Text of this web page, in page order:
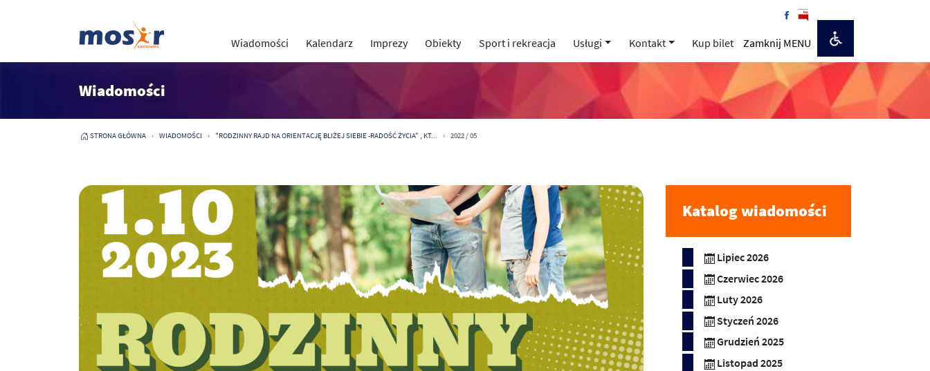
Wiadomości Kalendarz Imprezy Obiekty Sport i rekreacja Usługi Kontakt Kup bilet Zamknij MENU
Wiadomości
STRONA GŁÓWNA WIADOMOŚCI "RODZINNY RAJD NA ORIENTACJĘ BLIŻEJ SIEBIE -RADOŚĆ ŻYCIA" , KT... 2022 / 05
Katalog wiadomości
Lipiec 2026
Czerwiec 2026
Luty 2026
Styczeń 2026
Grudzień 2025
Listopad 2025